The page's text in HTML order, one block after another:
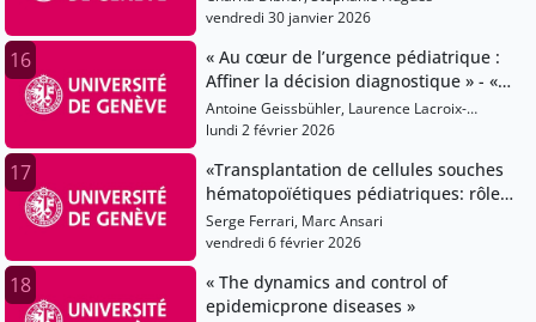
vendredi 30 janvier 2026
16
« Au cœur de l’urgence pédiatrique :
Affiner la décision diagnostique » - «
L’urgence pédiatrique : Apprendre,
sécuriser, innover »
Antoine Geissbühler, Laurence Lacroix-
Ducardonnoy, Sergio Manzano
lundi 2 février 2026
17
«Transplantation de cellules souches
hématopoïétiques pédiatriques: rôle
de la thérapie individualisée du
Busulfan»
Serge Ferrari, Marc Ansari
vendredi 6 février 2026
18
« The dynamics and control of
epidemicprone diseases »